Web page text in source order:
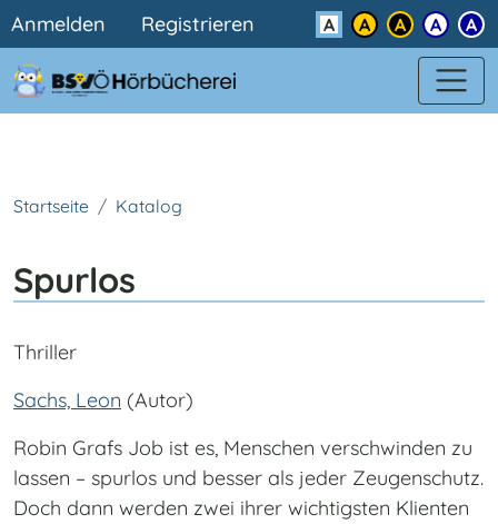
Direkt zum Inhalt
Benutzermenü
Anmelden Registrieren Kontrast
Startseite Katalog
Spurlos
Thriller
Sachs, Leon (Autor)
Robin Grafs Job ist es, Menschen verschwinden zu
lassen – spurlos und besser als jeder Zeugenschutz.
Doch dann werden zwei ihrer wichtigsten Klienten